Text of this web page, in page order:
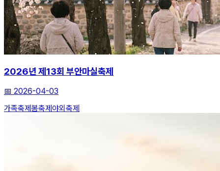
2026년 제13회 부안마실축제
📅 2026-04-03
가족축제봄축제야외축제